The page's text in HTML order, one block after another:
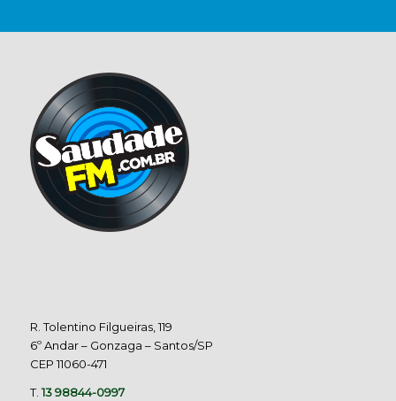
R. Tolentino Filgueiras, 119
6º Andar – Gonzaga – Santos/SP
CEP 11060-471
T.13 98844-0997